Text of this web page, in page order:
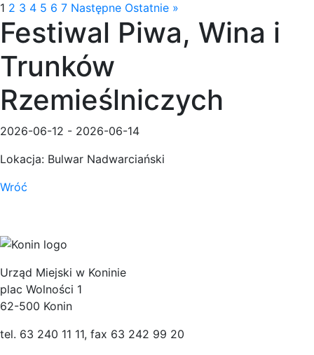
1 2 3 4 5 6 7 Następne Ostatnie »
Festiwal Piwa, Wina i
Trunków
Rzemieślniczych
2026-06-12 - 2026-06-14
Lokacja: Bulwar Nadwarciański
Wróć
Urząd Miejski w Koninie
plac Wolności 1
62-500 Konin
tel. 63 240 11 11, fax 63 242 99 20